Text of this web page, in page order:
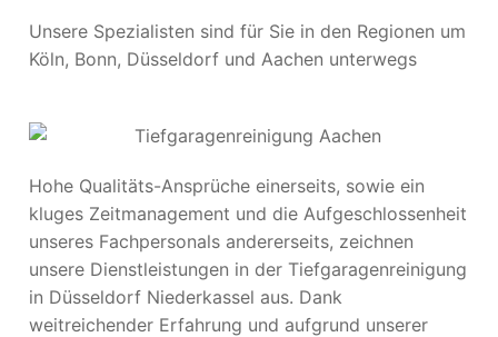
Unsere Spezialisten sind für Sie in den Regionen um
Köln, Bonn, Düsseldorf und Aachen unterwegs
Hohe Qualitäts-Ansprüche einerseits, sowie ein
kluges Zeitmanagement und die Aufgeschlossenheit
unseres Fachpersonals andererseits, zeichnen
unsere Dienstleistungen in der Tiefgaragenreinigung
in Düsseldorf Niederkassel aus. Dank
weitreichender Erfahrung und aufgrund unserer